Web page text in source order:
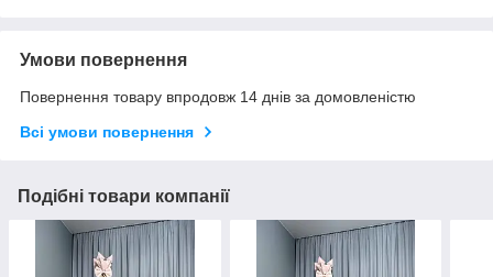
Умови повернення
Повернення товару впродовж 14 днів за домовленістю
Всі умови повернення
Подібні товари компанії